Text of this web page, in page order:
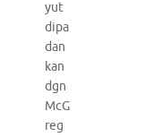
yut
dipa
dan
kan
dgn
McG
reg